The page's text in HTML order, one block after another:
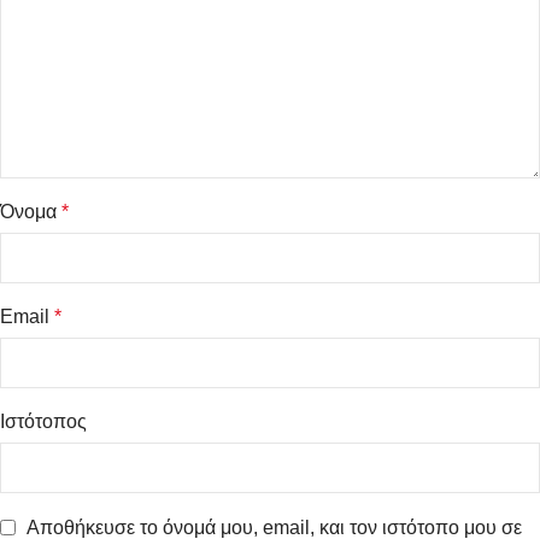
Όνομα *
Email *
Ιστότοπος
Αποθήκευσε το όνομά μου, email, και τον ιστότοπο μου σε